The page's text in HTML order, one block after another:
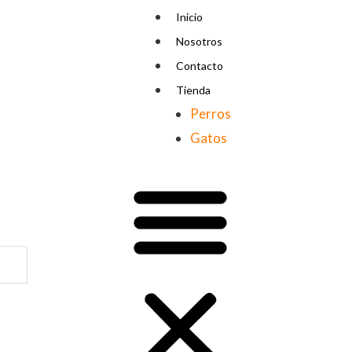
Inicio
Nosotros
Contacto
Tienda
Perros
Gatos